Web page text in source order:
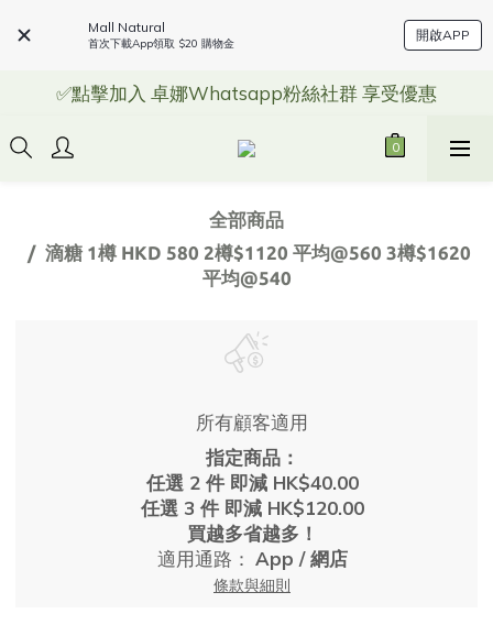
Mall Natural
首次下載App領取 $20 購物金
開啟APP
✅點擊加入 卓娜Whatsapp粉絲社群 享受優惠
全部商品
滴糖 1樽 HKD 580 2樽$1120 平均@560 3樽$1620
平均@540
所有顧客適用
指定商品：
任選 2 件 即減 HK$40.00
任選 3 件 即減 HK$120.00
買越多省越多！
適用通路： App / 網店
條款與細則